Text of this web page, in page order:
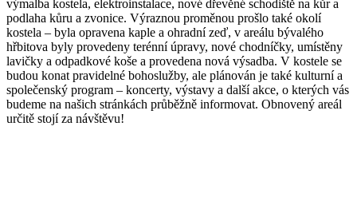
výmalba kostela, elektroinstalace, nové dřevěné schodiště na kůr a
podlaha kůru a zvonice. Výraznou proměnou prošlo také okolí
kostela – byla opravena kaple a ohradní zeď, v areálu bývalého
hřbitova byly provedeny terénní úpravy, nové chodníčky, umístěny
lavičky a odpadkové koše a provedena nová výsadba. V kostele se
budou konat pravidelné bohoslužby, ale plánován je také kulturní a
společenský program – koncerty, výstavy a další akce, o kterých vás
budeme na našich stránkách průběžně informovat. Obnovený areál
určitě stojí za návštěvu!